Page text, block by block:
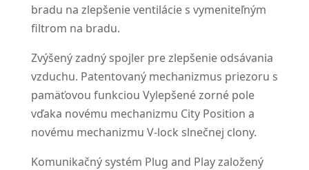
bradu na zlepšenie ventilácie s vymeniteľným
filtrom na bradu.
Zvýšený zadný spojler pre zlepšenie odsávania
vzduchu. Patentovaný mechanizmus priezoru s
pamäťovou funkciou Vylepšené zorné pole
vďaka novému mechanizmu City Position a
novému mechanizmu V-lock slnečnej clony.
Komunikačný systém Plug and Play založený